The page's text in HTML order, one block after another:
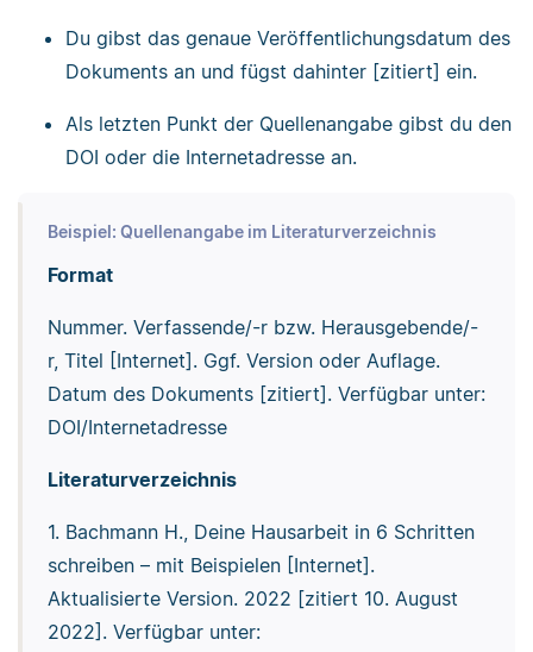
Du gibst das genaue Veröffentlichungsdatum des
Dokuments an und fügst dahinter [zitiert] ein.
Als letzten Punkt der Quellenangabe gibst du den
DOI oder die Internetadresse an.
Beispiel: Quellenangabe im Literaturverzeichnis
Format
Nummer. Verfassende/-r bzw. Herausgebende/-
r, Titel [Internet]. Ggf. Version oder Auflage.
Datum des Dokuments [zitiert]. Verfügbar unter:
DOI/Internetadresse
Literaturverzeichnis
1. Bachmann H., Deine Hausarbeit in 6 Schritten
schreiben – mit Beispielen [Internet].
Aktualisierte Version. 2022 [zitiert 10. August
2022]. Verfügbar unter: